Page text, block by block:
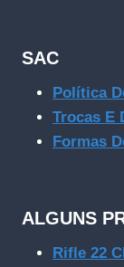
SAC
Política
Trocas E
Formas
ALGUNS
Rifle 22